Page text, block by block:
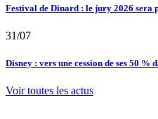
Festival de Dinard : le jury 2026 sera
31/07
Disney : vers une cession de ses 50 %
Voir toutes les actus